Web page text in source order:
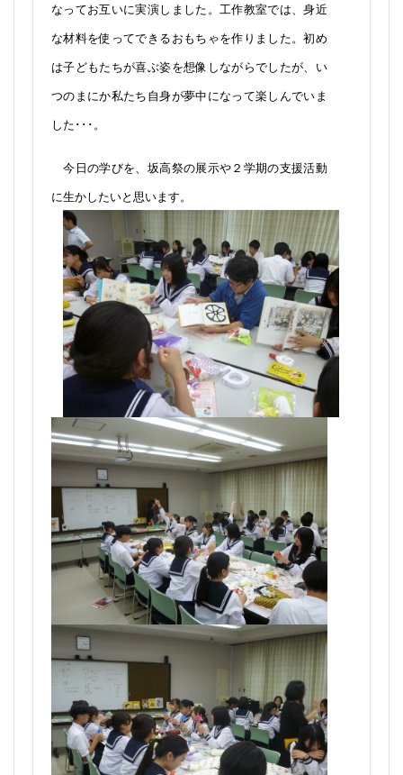
本の読み聞かせと子どもが楽しめるおもしろ工作を学び
ました。
まず読み聞かせのポイントを学び、その後ペアに
なってお互いに実演しました。工作教室では、身近
な材料を使ってできるおもちゃを作りました。初め
した･･･。
今日の学びを、坂高祭の展示や２学期の支援活動
に生かしたいと思います。